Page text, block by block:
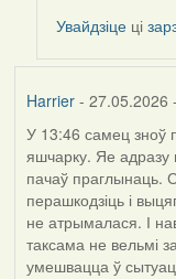
Увайдзіце ці
Harrier- 27.05.2026
У 13:46 самец зноў
яшчарку. Яе адразу
пачаў праглынаць.
перашкодзіць і
не атрымалася. І
таксама не вельмі
умешвацца ў